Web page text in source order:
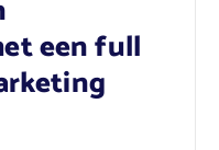
een full